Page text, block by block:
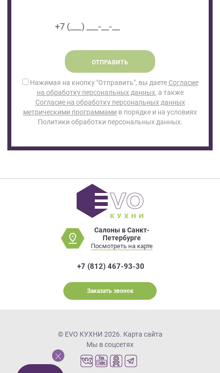
ОТПРАВИТЬ
Нажимая на кнопку "Отправить", вы даете Согласие
на обработку персональных данных, а также
Согласие на обработку персональных данных
метрическими программами в порядке и на условиях
Политики обработки персональных данных.
Салоны в Санкт-
Петербурге
Посмотреть на карте
+7 (812) 467-93-30
Заказать звонок
© EVO КУХНИ 2026. Карта сайта
Мы в соцсетях